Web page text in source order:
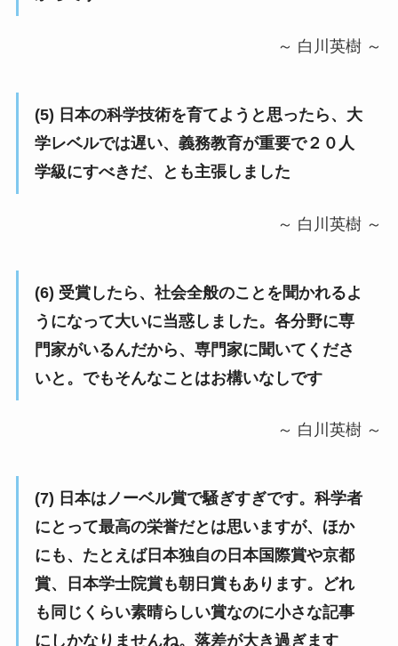
～ 白川英樹 ～
(5) 日本の科学技術を育てようと思ったら、大
学レベルでは遅い、義務教育が重要で２０人
学級にすべきだ、とも主張しました
～ 白川英樹 ～
(6) 受賞したら、社会全般のことを聞かれるよ
うになって大いに当惑しました。各分野に専
門家がいるんだから、専門家に聞いてくださ
いと。でもそんなことはお構いなしです
～ 白川英樹 ～
(7) 日本はノーベル賞で騒ぎすぎです。科学者
にとって最高の栄誉だとは思いますが、ほか
にも、たとえば日本独自の日本国際賞や京都
賞、日本学士院賞も朝日賞もあります。どれ
も同じくらい素晴らしい賞なのに小さな記事
にしかなりませんね。落差が大き過ぎます